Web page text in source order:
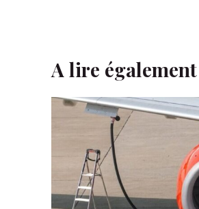
A lire également